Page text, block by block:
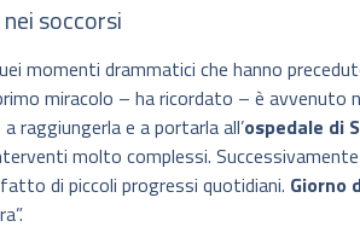
soccorsi
momenti drammatici che hanno
miracolo – ha ricordato – è avvenuto
raggiungerla e a portarla all’ospedale di
molto complessi.
di piccoli progressi quotidiani. Giorno